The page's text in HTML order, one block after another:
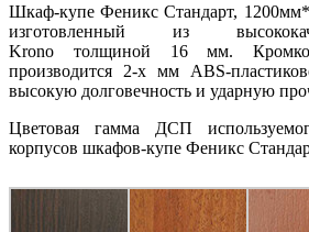
Шкаф-купе Феникс Стандарт,
изготовленный из
Krono толщиной 16 мм.
производится 2-х мм ABS-
высокую долговечность и ударную
Цветовая гамма ДСП
корпусов шкафов-купе Феникс